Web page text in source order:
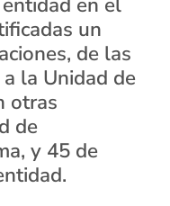
un
de las
la Unidad de
otras
de
y 45 de